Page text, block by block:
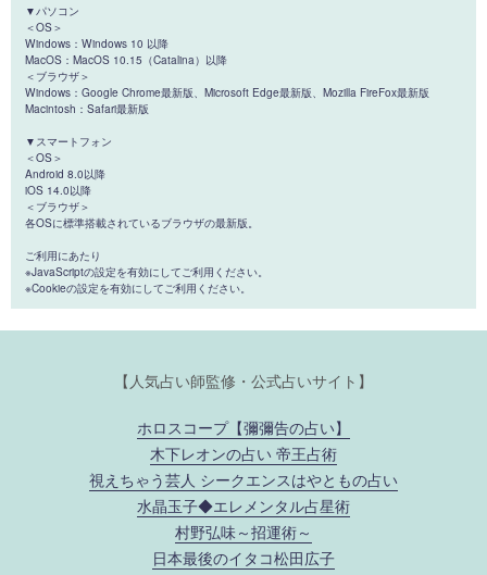
▼パソコン
＜OS＞
Windows：Windows 10 以降
MacOS：MacOS 10.15（Catalina）以降
＜ブラウザ＞
Windows：Google Chrome最新版、Microsoft Edge最新版、Mozilla FireFox最新版
Macintosh：Safari最新版
▼スマートフォン
＜OS＞
Android 8.0以降
iOS 14.0以降
＜ブラウザ＞
各OSに標準搭載されているブラウザの最新版。
ご利用にあたり
※JavaScriptの設定を有効にしてご利用ください。
※Cookieの設定を有効にしてご利用ください。
【人気占い師監修・公式占いサイト】
ホロスコープ【彌彌告の占い】
木下レオンの占い 帝王占術
視えちゃう芸人 シークエンスはやともの占い
水晶玉子◆エレメンタル占星術
村野弘味～招運術～
日本最後のイタコ松田広子